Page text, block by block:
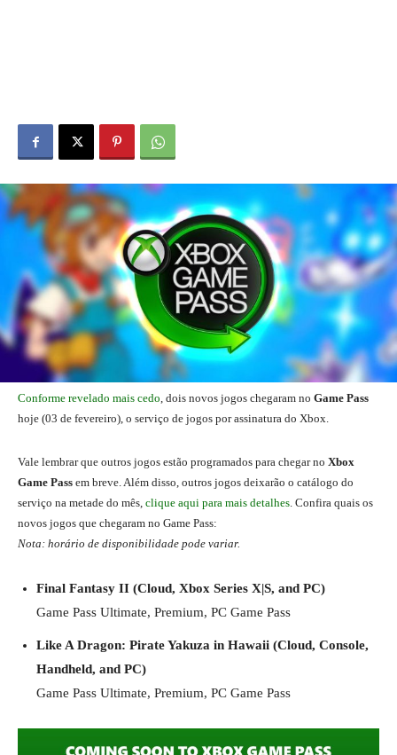
Conforme revelado mais cedo , dois novos jogos chegaram no Game Pass
hoje (03 de fevereiro), o serviço de jogos por assinatura do Xbox.
Vale lembrar que outros jogos estão programados para chegar no Xbox
Game Pass em breve. Além disso, outros jogos deixarão o catálogo do
serviço na metade do mês, clique aqui para mais detalhes . Confira quais os
novos jogos que chegaram no Game Pass:
Nota: horário de disponibilidade pode variar.
Final Fantasy II (Cloud, Xbox Series X|S, and PC)
Game Pass Ultimate, Premium, PC Game Pass
Like A Dragon: Pirate Yakuza in Hawaii (Cloud, Console,
Handheld, and PC)
Game Pass Ultimate, Premium, PC Game Pass